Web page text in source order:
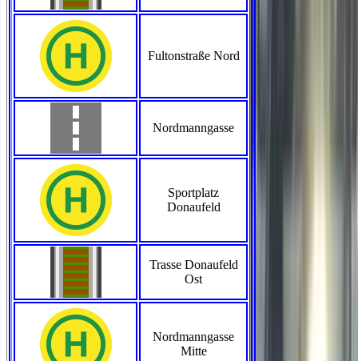
Fultonstraße Nord
Nordmanngasse
Sportplatz
Donaufeld
Trasse Donaufeld
Ost
Nordmanngasse
Mitte